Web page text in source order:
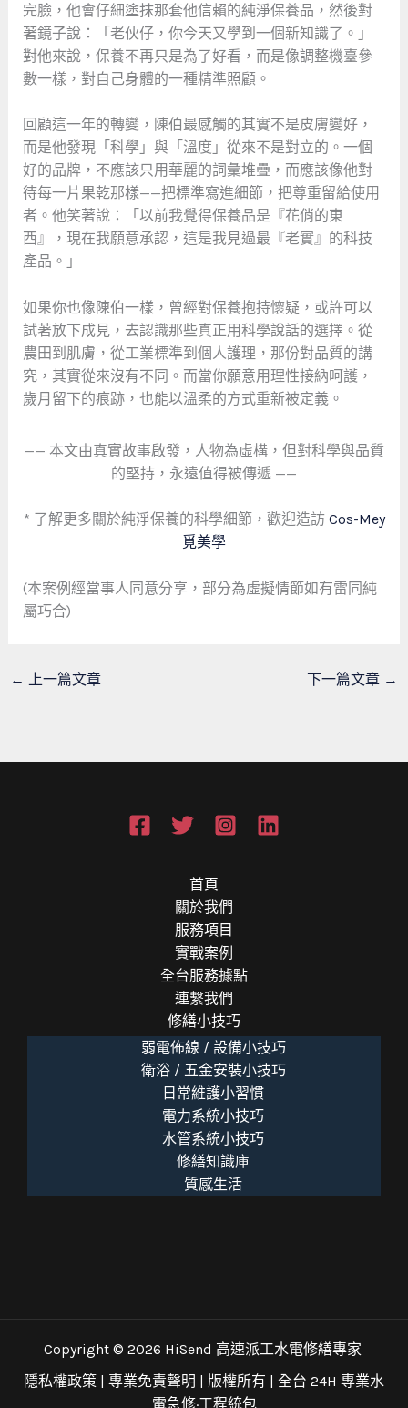
完臉，他會仔細塗抹那套他信賴的純淨保養品，然後對
著鏡子說：「老伙仔，你今天又學到一個新知識了。」
對他來說，保養不再只是為了好看，而是像調整機臺參
數一樣，對自己身體的一種精準照顧。
回顧這一年的轉變，陳伯最感觸的其實不是皮膚變好，
而是他發現「科學」與「溫度」從來不是對立的。一個
好的品牌，不應該只用華麗的詞彙堆疊，而應該像他對
待每一片果乾那樣——把標準寫進細節，把尊重留給使用
者。他笑著說：「以前我覺得保養品是『花俏的東
西』，現在我願意承認，這是我見過最『老實』的科技
產品。」
如果你也像陳伯一樣，曾經對保養抱持懷疑，或許可以
試著放下成見，去認識那些真正用科學說話的選擇。從
農田到肌膚，從工業標準到個人護理，那份對品質的講
究，其實從來沒有不同。而當你願意用理性接納呵護，
歲月留下的痕跡，也能以溫柔的方式重新被定義。
—— 本文由真實故事啟發，人物為虛構，但對科學與品質
的堅持，永遠值得被傳遞 ——
* 了解更多關於純淨保養的科學細節，歡迎造訪 Cos-Mey
覓美學
(本案例經當事人同意分享，部分為虛擬情節如有雷同純
屬巧合)
← 上一篇文章 下一篇文章 →
首頁
關於我們
服務項目
實戰案例
全台服務據點
連繫我們
修繕小技巧
弱電佈線 / 設備小技巧
衛浴 / 五金安裝小技巧
日常維護小習慣
電力系統小技巧
水管系統小技巧
修繕知識庫
質感生活
Copyright © 2026 HiSend 高速派工水電修繕專家
隱私權政策 | 專業免責聲明 | 版權所有 | 全台 24H 專業水
電急修·工程統包